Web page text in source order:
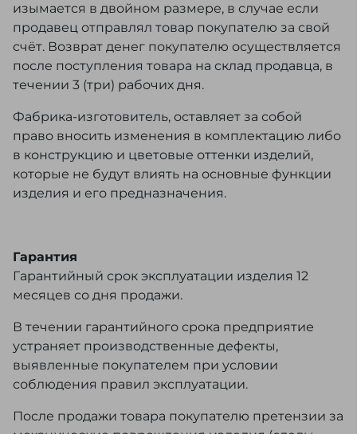
изымается в двойном размере, в случае если
продавец отправлял товар покупателю за свой
счёт. Возврат денег покупателю осуществляется
после поступления товара на склад продавца, в
течении 3 (три) рабочих дня.
Фабрика-изготовитель, оставляет за собой
право вносить изменения в комплектацию либо
в конструкцию и цветовые оттенки изделий,
которые не будут влиять на основные функции
изделия и его предназначения.
Гарантия
Гарантийный срок эксплуатации изделия 12
месяцев со дня продажи.
В течении гарантийного срока предприятие
устраняет производственные дефекты,
выявленные покупателем при условии
соблюдения правил эксплуатации.
После продажи товара покупателю претензии за